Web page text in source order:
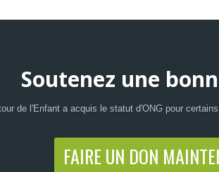
Soutenez une
de l'Enfant a acquis le statut d'ONG pour
FAIRE UN DON